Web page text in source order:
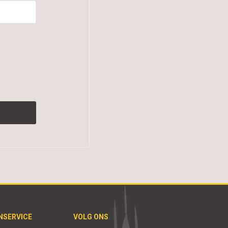
VOLG ONS